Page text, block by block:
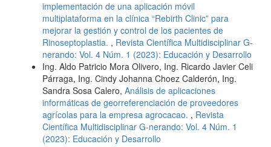
implementación de una aplicación móvil
multiplataforma en la clínica “Rebirth Clinic” para
mejorar la gestión y control de los pacientes de
Rinoseptoplastia. , Revista Científica Multidisciplinar G-
nerando: Vol. 4 Núm. 1 (2023): Educación y Desarrollo
Ing. Aldo Patricio Mora Olivero, Ing. Ricardo Javier Celi
Párraga, Ing. Cindy Johanna Choez Calderón, Ing.
Sandra Sosa Calero, Análisis de aplicaciones
informáticas de georreferenciación de proveedores
agrícolas para la empresa agrocacao. , Revista
Científica Multidisciplinar G-nerando: Vol. 4 Núm. 1
(2023): Educación y Desarrollo